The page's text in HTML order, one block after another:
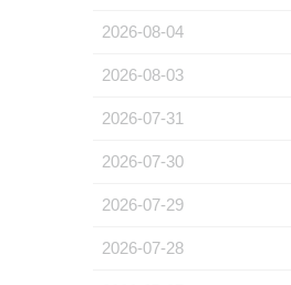
2026-08-04
2026-08-03
2026-07-31
2026-07-30
2026-07-29
2026-07-28